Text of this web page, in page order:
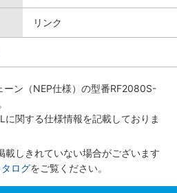
リンク
ン（NEP仕様） の型番RF2080S-
関する仕様情報を記載しておりま
載しきれていない場合がございます
タログをご覧ください。